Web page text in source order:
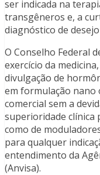
ser indicada na
transgêneros e, a
diagnóstico de
O Conselho Federal
exercício da
divulgação de
em formulação nano
comercial sem a
superioridade clínica
como de
para qualquer
entendimento da
(Anvisa).